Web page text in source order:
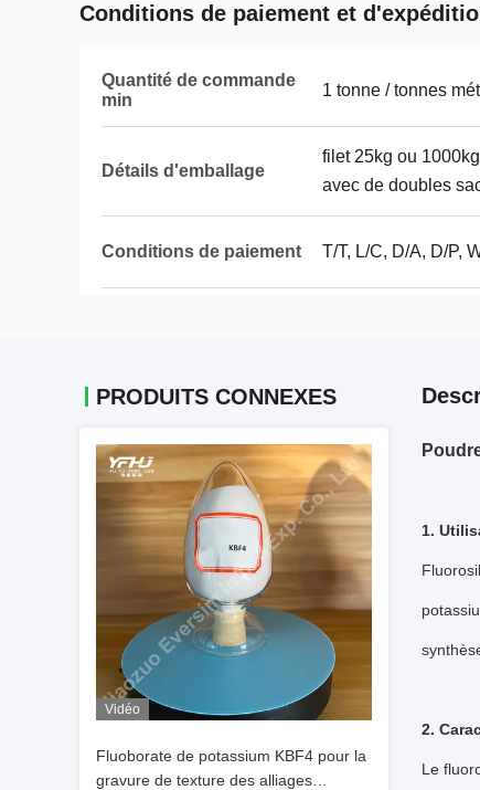
Conditions de paiement et
Quantité de commande
min
1 tonne / tonnes
Détails d'emballage
filet 25kg ou
avec de doubles
Conditions de paiement T/T, L/C, D/A, D/P,
PRODUITS CONNEXES
Vidéo
Fluoborate de potassium KBF4 pour la
gravure de texture des alliages
1.
2.
Le